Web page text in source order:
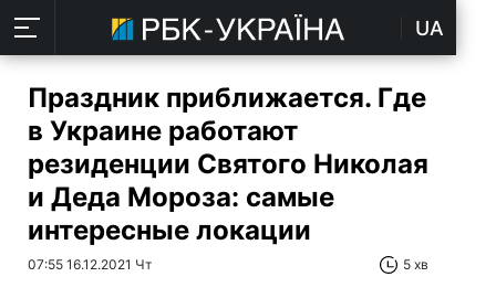
UA
Праздник приближается. Где
в Украине работают
резиденции Святого Николая
и Деда Мороза: самые
интересные локации
07:55 16.12.2021 Чт 5 хв